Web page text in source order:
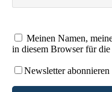
Meinen Namen,
in diesem Browser für
Newsletter abonnieren